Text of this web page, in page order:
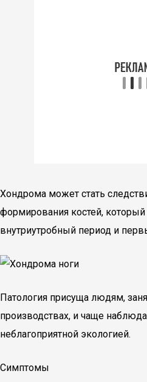
Хондрома может стать
формирования костей,
внутриутробный период и
Патология присуща людям,
производствах, и чаще
неблагоприятной экологией.
Симптомы